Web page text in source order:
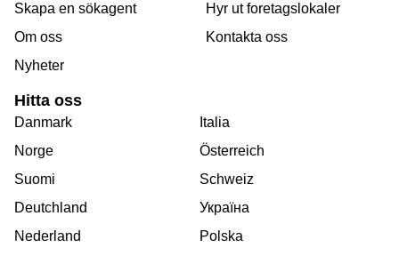
Skapa en sökagent
Om oss
Nyheter
Hyr ut foretagslokaler
Kontakta oss
Hitta oss
Danmark
Norge
Suomi
Deutchland
Nederland
Italia
Österreich
Schweiz
Україна
Polska